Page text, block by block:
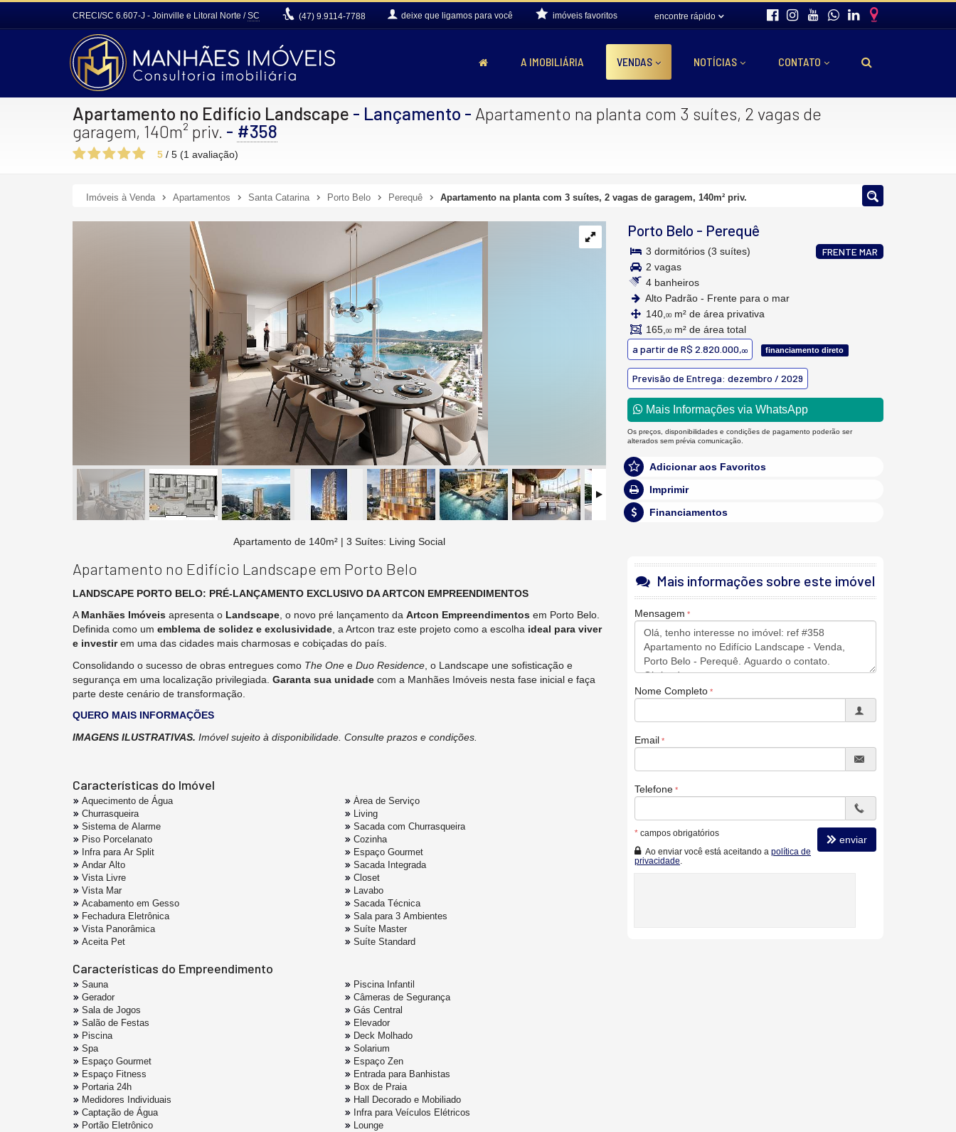
CRECI/SC 6.607-J - Joinville e Litoral Norte /SC (47) 9.9114-7788 deixe que ligamos para você encontre rápido
imóveis favoritos
A IMOBILIÁRIA VENDAS NOTÍCIAS CONTATO
Apartamento no Edifício Landscape - Lançamento - Apartamento na planta com 3 suítes, 2 vagas de
garagem, 140m² priv. - #358
5 / 5 (1 avaliação)
Imóveis à Venda Apartamentos Santa Catarina Porto Belo Perequê Apartamento na planta com 3 suítes, 2 vagas de garagem, 140m² priv.
Planta do Apartamento de 140m² | 3 Suítes
Porto Belo - Perequê
FRENTE MAR
3 dormitórios (3 suítes)
2 vagas
4 banheiros
Alto Padrão - Frente para o mar
140, 00 m² de área privativa
165, 00 m² de área total
a partir de R$ 2.820.000,00 financiamento direto
Previsão de Entrega: dezembro / 2029
Mais Informações via WhatsApp
Os preços, disponibilidades e condições de pagamento poderão ser
alterados sem prévia comunicação.
Adicionar aos Favoritos
Imprimir
Financiamentos
Apartamento no Edifício Landscape em Porto Belo
LANDSCAPE PORTO BELO: PRÉ-LANÇAMENTO EXCLUSIVO DA ARTCON EMPREENDIMENTOS
AManhães Imóveis apresenta o Landscape, o novo pré lançamento da Artcon Empreendimentos em Porto Belo.
Definida como um emblema de solidez e exclusividade, a Artcon traz este projeto como a escolha ideal para viver
e investirem uma das cidades mais charmosas e cobiçadas do país.
Consolidando o sucesso de obras entregues como The One e Duo Residence , o Landscape une sofisticação e
segurança em uma localização privilegiada. Garanta sua unidade com a Manhães Imóveis nesta fase inicial e faça
parte deste cenário de transformação.
QUERO MAIS INFORMAÇÕES
IMAGENS ILUSTRATIVAS. Imóvel sujeito à disponibilidade. Consulte prazos e condições.
Características do Imóvel
Aquecimento de Água
Churrasqueira
Sistema de Alarme
Piso Porcelanato
Infra para Ar Split
Andar Alto
Vista Livre
Vista Mar
Acabamento em Gesso
Fechadura Eletrônica
Vista Panorâmica
Aceita Pet
Área de Serviço
Living
Sacada com Churrasqueira
Cozinha
Espaço Gourmet
Sacada Integrada
Closet
Lavabo
Sacada Técnica
Sala para 3 Ambientes
Suíte Master
Suíte Standard
Características do Empreendimento
Sauna
Gerador
Sala de Jogos
Salão de Festas
Piscina
Spa
Espaço Gourmet
Espaço Fitness
Portaria 24h
Medidores Individuais
Captação de Água
Portão Eletrônico
Piscina Infantil
Câmeras de Segurança
Gás Central
Elevador
Deck Molhado
Solarium
Espaço Zen
Entrada para Banhistas
Box de Praia
Hall Decorado e Mobiliado
Infra para Veículos Elétricos
Lounge
Mais informações sobre este imóvel
Mensagem
Nome Completo
Email
Telefone
* campos obrigatórios
Ao enviar você está aceitando a política de
privacidade.
enviar